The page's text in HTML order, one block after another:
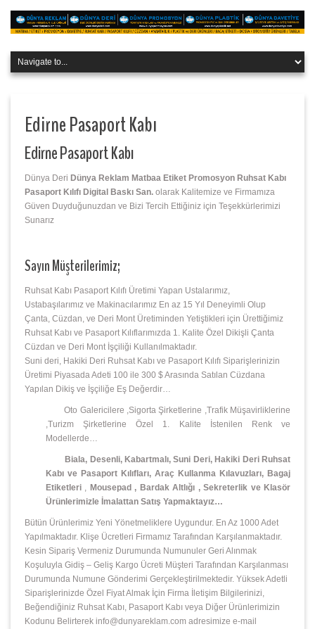
Edirne Pasaport Kabı
Edirne Pasaport Kabı
Dünya Deri Dünya Reklam Matbaa Etiket Promosyon Ruhsat Kabı
Pasaport Kılıfı Digital Baskı San. olarak Kalitemize ve Firmamıza
Güven Duyduğunuzdan ve Bizi Tercih Ettiğiniz için Teşekkürlerimizi
Sunarız
Sayın Müşterilerimiz;
Ruhsat Kabı Pasaport Kılıfı Üretimi Yapan Ustalarımız,
Ustabaşılarımız ve Makinacılarımız En az 15 Yıl Deneyimli Olup
Çanta, Cüzdan, ve Deri Mont Üretiminden Yetiştikleri için Ürettiğimiz
Ruhsat Kabı ve Pasaport Kılıflarımızda 1. Kalite Özel Dikişli Çanta
Cüzdan ve Deri Mont İşçiliği Kullanılmaktadır.
Suni deri, Hakiki Deri Ruhsat Kabı ve Pasaport Kılıfı Siparişlerinizin
Üretimi Piyasada Adeti 100 ile 300 $ Arasında Satılan Cüzdana
Yapılan Dikiş ve İşçiliğe Eş Değerdir…
Oto Galericilere ,Sigorta Şirketlerine ,Trafik Müşavirliklerine
,Turizm Şirketlerine Özel 1. Kalite İstenilen Renk ve
Modellerde…
Biala, Desenli, Kabartmalı, Suni Deri, Hakiki Deri Ruhsat
Kabı ve Pasaport Kılıfları, Araç Kullanma Kılavuzları, Bagaj
Etiketleri , Mousepad , Bardak Altlığı , Sekreterlik ve Klasör
Ürünlerimizle İmalattan Satış Yapmaktayız…
Bütün Ürünlerimiz Yeni Yönetmeliklere Uygundur. En Az 1000 Adet
Yapılmaktadır. Klişe Ücretleri Firmamız Tarafından Karşılanmaktadır.
Kesin Sipariş Vermeniz Durumunda Numunuler Geri Alınmak
Koşuluyla Gidiş – Geliş Kargo Ücreti Müşteri Tarafından Karşılanması
Durumunda Numune Gönderimi Gerçekleştirilmektedir. Yüksek Adetli
Siparişlerinizde Özel Fiyat Almak İçin Firma İletişim Bilgilerinizi,
Beğendiğiniz Ruhsat Kabı, Pasaport Kabı veya Diğer Ürünlerimizin
Kodunu Belirterek info@dunyareklam.com adresimize e-mail